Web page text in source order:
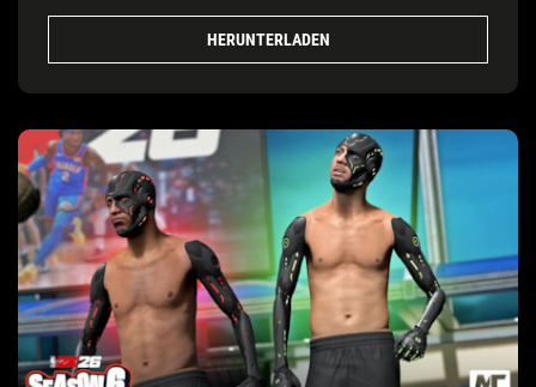
HERUNTERLADEN